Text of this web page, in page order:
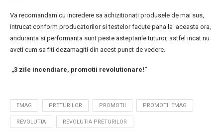
Va recomandam cu incredere sa achizitionati produsele de mai sus,
intrucat conform producatorilor si testelor facute pana la aceasta ora,
anduranta si performanta sunt peste asteptarile tuturor, astfel incat nu
aveti cum sa fiti dezamagiti din acest punct de vedere.
„3 zile incendiare, promotii revolutionare!”
EMAG PRETURILOR PROMOTII PROMOTII EMAG
REVOLUTIA REVOLUTIA PRETURILOR